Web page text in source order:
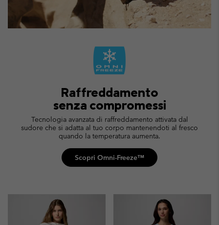
Raffreddamento
senza compromessi
Tecnologia avanzata di raffreddamento attivata dal
sudore che si adatta al tuo corpo mantenendoti al fresco
quando la temperatura aumenta.
Scopri Omni-Freeze™